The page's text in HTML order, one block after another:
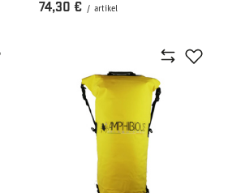
74,30 € / artikel